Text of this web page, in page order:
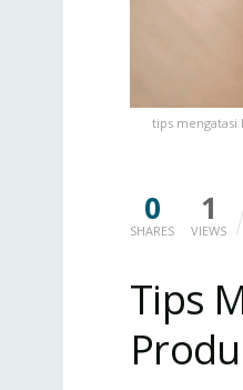
tips mengatasi
0
SHARES
1
VIEWS
Tips